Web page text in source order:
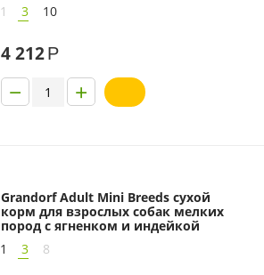
1 3 10
4 212Р
+
−
Grandorf Adult Mini Breeds сухой
корм для взрослых собак мелких
пород с ягненком и индейкой
1
3 8